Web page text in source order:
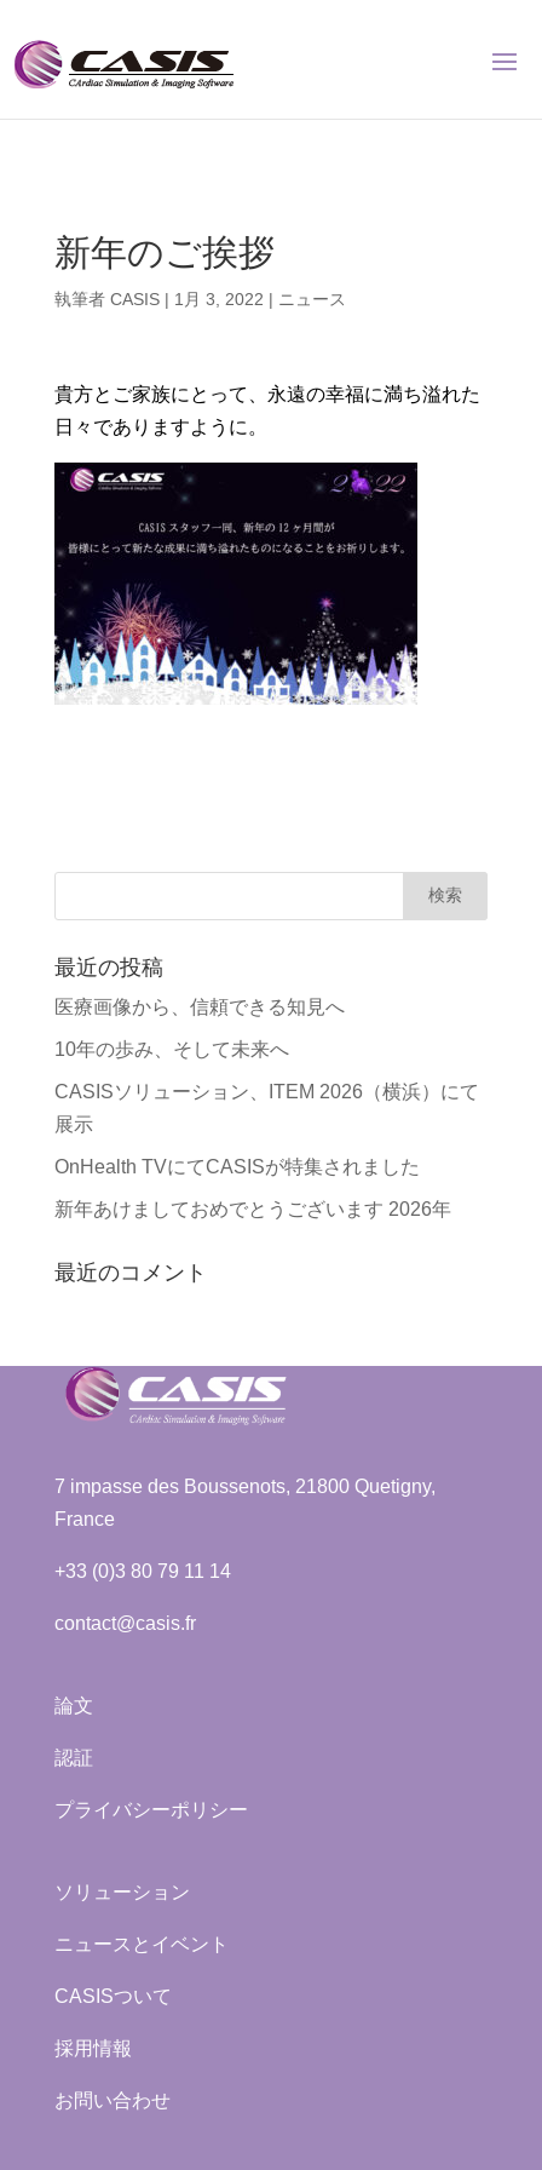
新年のご挨拶
執筆者 CASIS| 1月 3, 2022 | ニュース
貴方とご家族にとって、永遠の幸福に満ち溢れた
日々でありますように。
最近の投稿
医療画像から、信頼できる知見へ
10年の歩み、そして未来へ
CASISソリューション、ITEM 2026（横浜）にて
展示
OnHealth TVにてCASISが特集されました
新年あけましておめでとうございます 2026年
最近のコメント
7 impasse des Boussenots, 21800 Quetigny,
France
+33 (0)3 80 79 11 14
contact@casis.fr
論文
認証
プライバシーポリシー
ソリューション
ニュースとイベント
CASISついて
採用情報
お問い合わせ